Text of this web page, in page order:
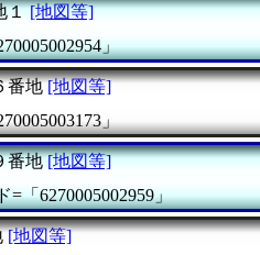
１ [地図等]
」
番地 [地図等]
」
番地 [地図等]
=「6270005002959」
[地図等]